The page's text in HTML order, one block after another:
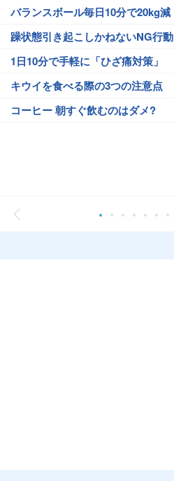
バランスボール毎日10分で20kg減
躁状態引き起こしかねないNG行動
1日10分で手軽に「ひざ痛対策」
キウイを食べる際の3つの注意点
コーヒー 朝すぐ飲むのはダメ?